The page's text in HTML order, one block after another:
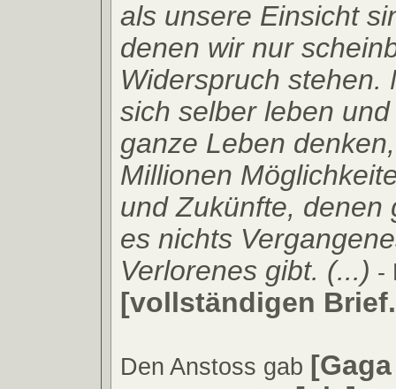
als unsere Einsicht
denen wir nur
Widerspruch stehen.
sich selber leben
ganze Leben
Millionen
und Zukünfte, denen
es nichts
Verlorenes gibt. (...) -
[vollständigen
Den Anstoss gab